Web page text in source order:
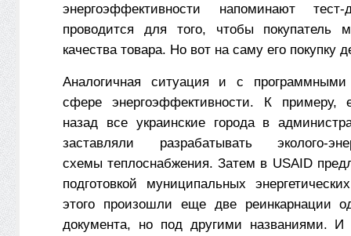
энергоэффективности напоминают
проводится для того, чтобы покупатель
качества товара. Но вот на саму его покупку
Аналогичная ситуация и с
сфере энергоэффективности. К примеру,
назад все украинские города в
заставляли разрабатывать эколого-
схемы теплоснабжения. Затем в USAID
подготовкой муниципальных
этого произошли еще две реинкарнации
документа, но под другими названиями.